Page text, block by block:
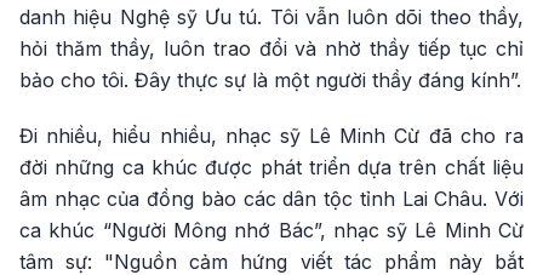
danh hiệu Nghệ sỹ Ưu tú. Tôi vẫn luôn dõi theo thầy,
hỏi thăm thầy, luôn trao đổi và nhờ thầy tiếp tục chỉ
bảo cho tôi. Đây thực sự là một người thầy đáng kính”.
Đi nhiều, hiểu nhiều, nhạc sỹ Lê Minh Cừ đã cho ra
đời những ca khúc được phát triển dựa trên chất liệu
âm nhạc của đồng bào các dân tộc tỉnh Lai Châu. Với
ca khúc “Người Mông nhớ Bác”, nhạc sỹ Lê Minh Cừ
tâm sự: "Nguồn cảm hứng viết tác phẩm này bắt